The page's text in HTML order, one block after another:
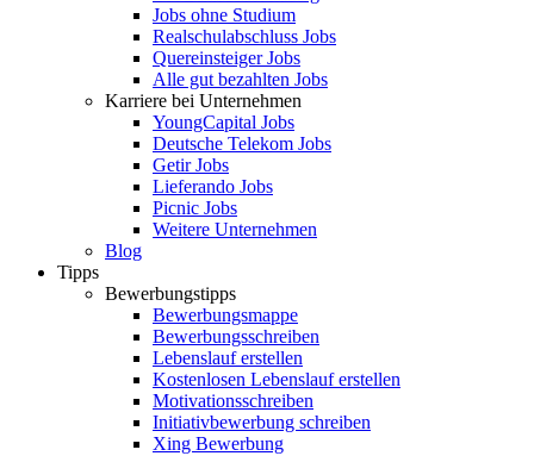
Jobs ohne Studium
Realschulabschluss Jobs
Quereinsteiger Jobs
Alle gut bezahlten Jobs
Karriere bei Unternehmen
YoungCapital Jobs
Deutsche Telekom Jobs
Getir Jobs
Lieferando Jobs
Picnic Jobs
Weitere Unternehmen
Blog
Tipps
Bewerbungstipps
Bewerbungsmappe
Bewerbungsschreiben
Lebenslauf erstellen
Kostenlosen Lebenslauf erstellen
Motivationsschreiben
Initiativbewerbung schreiben
Xing Bewerbung